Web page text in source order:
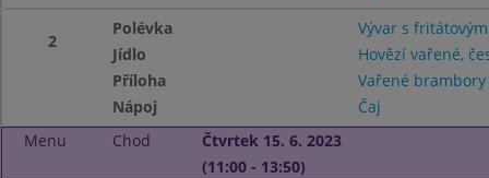
2
Polévka
Vývar s
Jídlo
Hovězí vařené,
Příloha
Vařené
Nápoj
Čaj
Menu
Chod
Čtvrtek 15. 6. 2023
(11:00 - 13:50)